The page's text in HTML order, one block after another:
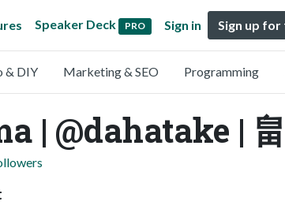
Speaker Deck PRO Sign in Sign up for
& DIY Marketing & SEO Programming
| @dahatake |